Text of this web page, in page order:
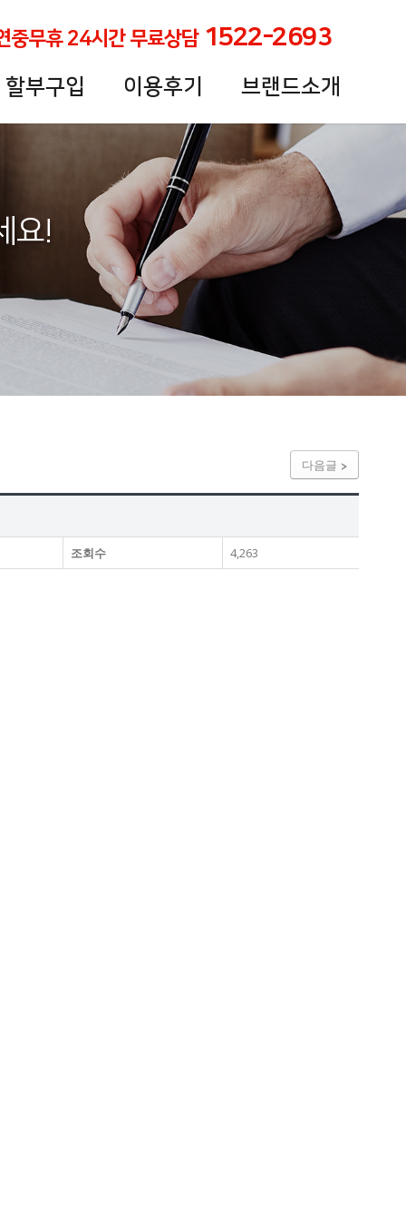
무휴 24시간 무료상담 1522-2693
할부구입 이용후기 브랜드소개
요!
다음글
조회수 4,263